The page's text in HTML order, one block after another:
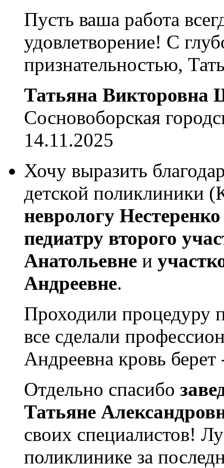
Пусть ваша работа
удовлетворение! С
признательностью,
Татьяна Викторовна
Сосновоборская
14.11.2025
Хочу выразить
детской поликлиники
неврологу
педиатру второго
Анатольевне и
Андреевне.
Проходили процедуру
все сделали
Андреевна кровь
Отдельно спасибо
Татьяне
своих специалистов!
поликлинике за